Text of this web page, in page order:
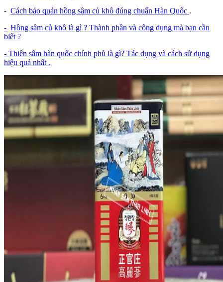
- Cách bảo quản hồng sâm củ khô đúng chuẩn Hàn Quốc .
- Hồng sâm củ khô là gì ? Thành phần và công dụng mà bạn cần
biết ?
- Thiên sâm hàn quốc chính phủ là gì? Tác dụng và cách sử dụng
hiệu quả nhất .